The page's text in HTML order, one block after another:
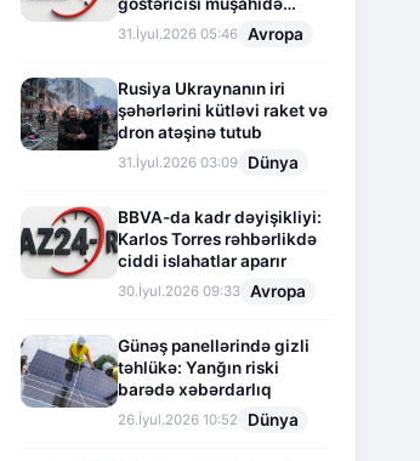
olunur
31.İyul.2026 05:46 Avropa
Rusiya Ukraynanın iri
şəhərlərini kütləvi raket və
dron atəşinə tutub
31.İyul.2026 03:09 Dünya
BBVA-da kadr dəyişikliyi:
Karlos Torres rəhbərlikdə
ciddi islahatlar aparır
30.İyul.2026 09:33 Avropa
Günəş panellərində gizli
təhlükə: Yanğın riski
barədə xəbərdarlıq
26.İyul.2026 10:52 Dünya